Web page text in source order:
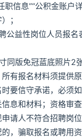
职信息”“公积金账户
；
公益性岗位人员报
同版免冠蓝底照片2张
所有报名材料须提供
要信守承诺，必须如
息和材料；资格审
请人不符合招聘岗
，骗取报名或聘用